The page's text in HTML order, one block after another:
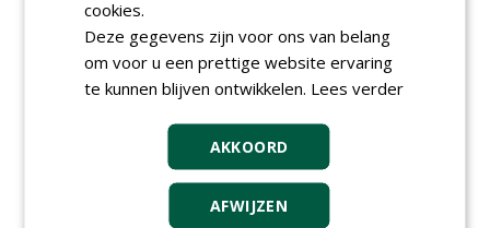
24-06-2026, Zutphen en op project locatie
Ervaren werkvoorbereider
(32-40 uur) bij SmitsRinsma
meer Groene Banen
cookies.
Deze gegevens zijn voor ons van belang
om voor u een prettige website ervaring
te kunnen blijven ontwikkelen. Lees verder
AKKOORD
AFWIJZEN